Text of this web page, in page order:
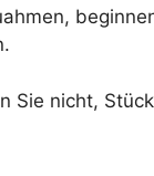
Sie nicht,